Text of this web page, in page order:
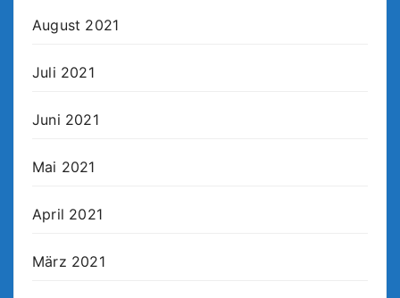
August 2021
Juli 2021
Juni 2021
Mai 2021
April 2021
März 2021